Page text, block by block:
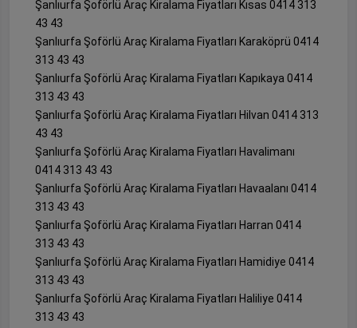
Şanlıurfa Şoförlü Araç Kiralama Fiyatları Kısas 0414 313
43 43
Şanlıurfa Şoförlü Araç Kiralama Fiyatları Karaköprü 0414
313 43 43
Şanlıurfa Şoförlü Araç Kiralama Fiyatları Kapıkaya 0414
313 43 43
Şanlıurfa Şoförlü Araç Kiralama Fiyatları Hilvan 0414 313
43 43
Şanlıurfa Şoförlü Araç Kiralama Fiyatları Havalimanı
0414 313 43 43
Şanlıurfa Şoförlü Araç Kiralama Fiyatları Havaalanı 0414
313 43 43
Şanlıurfa Şoförlü Araç Kiralama Fiyatları Harran 0414
313 43 43
Şanlıurfa Şoförlü Araç Kiralama Fiyatları Hamidiye 0414
313 43 43
Şanlıurfa Şoförlü Araç Kiralama Fiyatları Haliliye 0414
313 43 43